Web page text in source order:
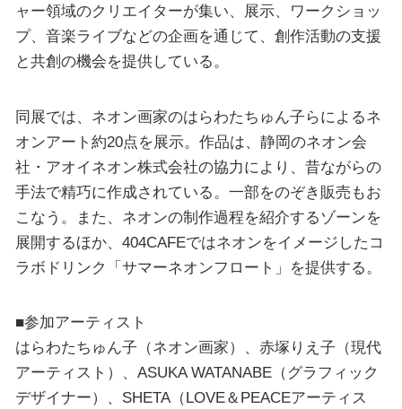
ャー領域のクリエイターが集い、展示、ワークショッ
プ、音楽ライブなどの企画を通じて、創作活動の支援
と共創の機会を提供している。
同展では、ネオン画家のはらわたちゅん子らによるネ
オンアート約20点を展示。作品は、静岡のネオン会
社・アオイネオン株式会社の協力により、昔ながらの
手法で精巧に作成されている。一部をのぞき販売もお
こなう。また、ネオンの制作過程を紹介するゾーンを
展開するほか、404CAFEではネオンをイメージしたコ
ラボドリンク「サマーネオンフロート」を提供する。
■参加アーティスト
はらわたちゅん子（ネオン画家）、赤塚りえ子（現代
アーティスト）、ASUKA WATANABE（グラフィック
デザイナー）、SHETA（LOVE＆PEACEアーティス